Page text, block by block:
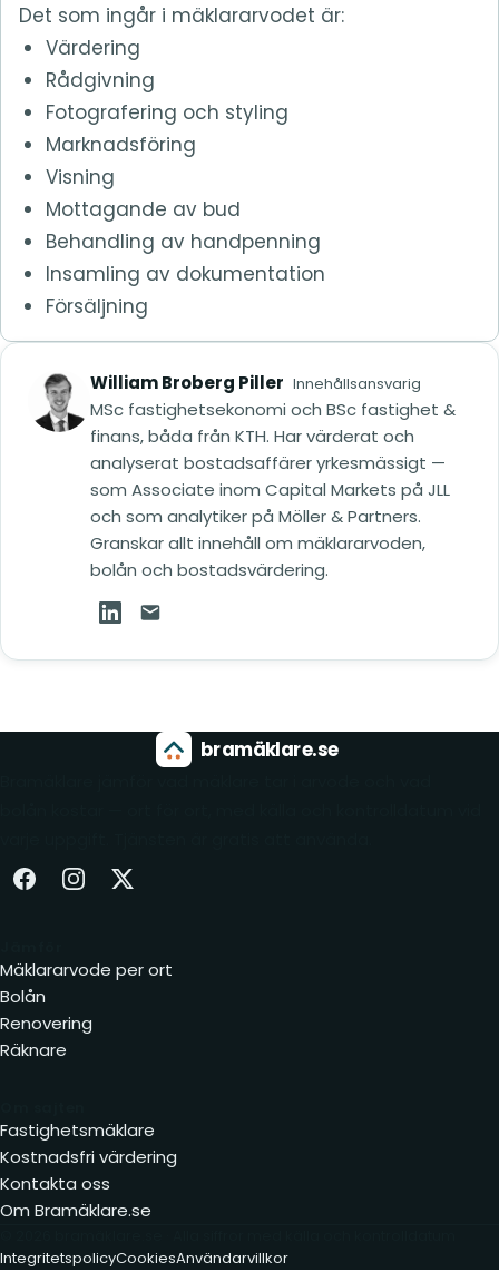
Det som ingår i mäklararvodet är:
Värdering
Rådgivning
Fotografering och styling
Marknadsföring
Visning
Mottagande av bud
Behandling av handpenning
Insamling av dokumentation
Försäljning
William Broberg Piller Innehållsansvarig
MSc fastighetsekonomi och BSc fastighet &
finans, båda från KTH. Har värderat och
analyserat bostadsaffärer yrkesmässigt —
som Associate inom Capital Markets på JLL
och som analytiker på Möller & Partners.
Granskar allt innehåll om mäklararvoden,
bolån och bostadsvärdering.
William Broberg Piller på LinkedIn (öppnas i
Mejla William Broberg Piller
bramäklare.se
Facebook (öppnas i ny flik)
Instagram (öppnas i ny flik)
X (öppnas i ny flik)
Mäklararvode per ort
Bolån
Renovering
Räknare
Fastighetsmäklare
Kostnadsfri värdering
Kontakta oss
Om Bramäklare.se
IntegritetspolicyCookiesAnvändarvillkor